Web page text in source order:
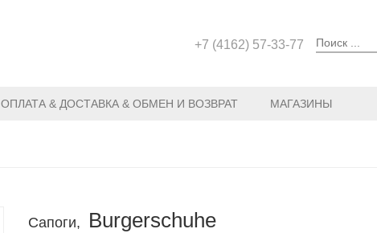
+7 (4162) 57-33-77
ОПЛАТА & ДОСТАВКА & ОБМЕН И ВОЗВРАТ МАГАЗИНЫ
Сапоги, Burgerschuhe